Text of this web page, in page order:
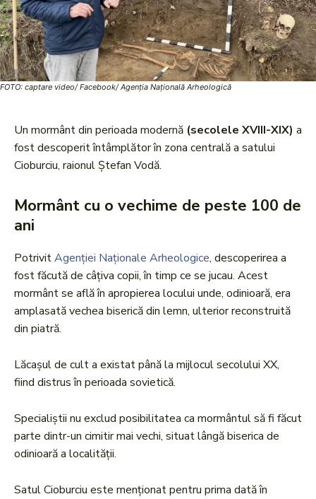
FOTO: captare video/ Facebook/ Agenţia Naţională Arheologică
Un mormânt din perioada modernă (secolele XVIII-XIX) a
fost descoperit întâmplător în zona centrală a satului
Cioburciu, raionul Ștefan Vodă.
Mormânt cu o vechime de peste 100 de
ani
PotrivitAgenției Naționale Arheologice, descoperirea a
fost făcută de câțiva copii, în timp ce se jucau. Acest
mormânt se află în apropierea locului unde, odinioară, era
amplasată vechea biserică din lemn, ulterior reconstruită
din piatră.
Lăcașul de cult a existat până la mijlocul secolului XX,
fiind distrus în perioada sovietică.
Specialiștii nu exclud posibilitatea ca mormântul să fi făcut
parte dintr-un cimitir mai vechi, situat lângă biserica de
odinioară a localității.
Satul Cioburciu este menționat pentru prima dată în